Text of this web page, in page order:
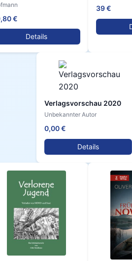
€
Details
39 €
Verlagsvorschau 2020
Unbekannter Autor
0,00 €
Details